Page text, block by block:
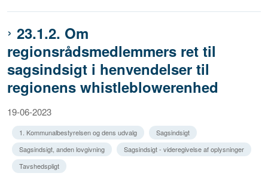
23.1.2. Om
regionsrådsmedlemmers ret til
sagsindsigt i henvendelser til
regionens whistleblowerenhed
19-06-2023
1. Kommunalbestyrelsen og dens udvalg
Sagsindsigt
Sagsindsigt, anden lovgivning
Sagsindsigt - videregivelse af oplysninger
Tavshedspligt